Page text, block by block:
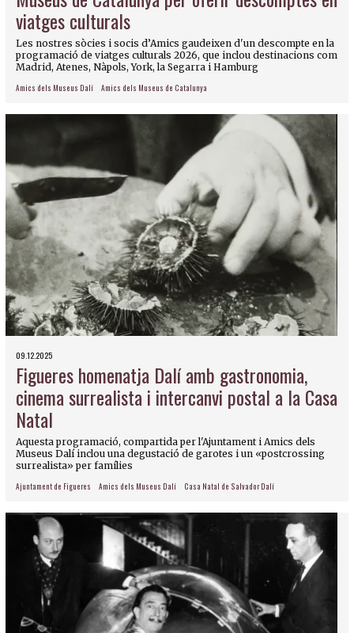
viatges culturals
Les nostres sòcies i socis d’Amics gaudeixen d'un descompte en la
programació de viatges culturals 2026, que inclou destinacions com
Madrid, Atenes, Nàpols, York, la Segarra i Hamburg
Amics dels Museus Dalí Amics dels Museus de Catalunya
09.12.2025
Figueres homenatja Dalí amb gastronomia,
cinema surrealista i intercanvi postal a la Casa
Natal
Aquesta programació, compartida per l'Ajuntament i Amics dels
Museus Dalí inclou una degustació de garotes i un «postcrossing
surrealista» per famílies
Ajuntament de Figueres Amics dels Museus Dalí Casa Natal de Salvador Dalí